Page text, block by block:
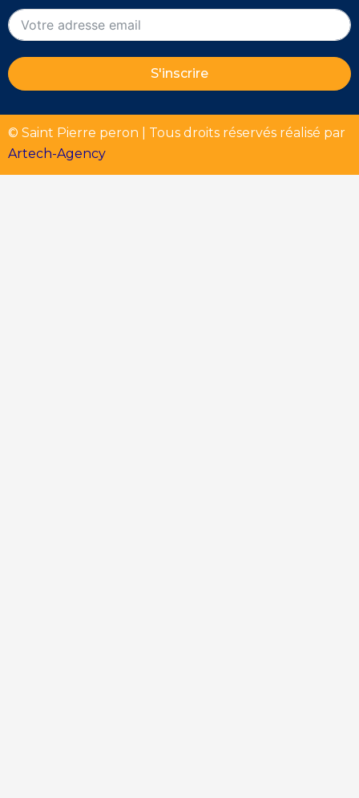
S'inscrire
© Saint Pierre peron | Tous droits réservés réalisé par
Artech-Agency